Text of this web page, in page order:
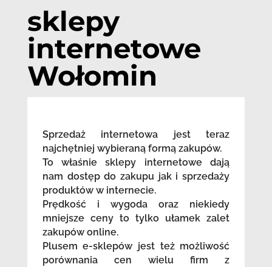
sklepy
internetowe
Wołomin
Sprzedaż internetowa jest teraz
najchętniej wybieraną formą zakupów.
To właśnie sklepy internetowe dają
nam dostęp do zakupu jak i sprzedaży
produktów w internecie.
Prędkość i wygoda oraz niekiedy
mniejsze ceny to tylko ułamek zalet
zakupów online.
Plusem e-sklepów jest też możliwość
porównania cen wielu firm z